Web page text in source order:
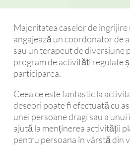
Majoritatea caselor de îngrijire
angajează un coordonator de
sau un terapeut de diversiune
program de activități regulate
participarea.
Ceea ce este fantastic la
deseori poate fi efectuată cu
unei persoane dragi sau a
ajută la menținerea activității
pentru persoana în vârstă din